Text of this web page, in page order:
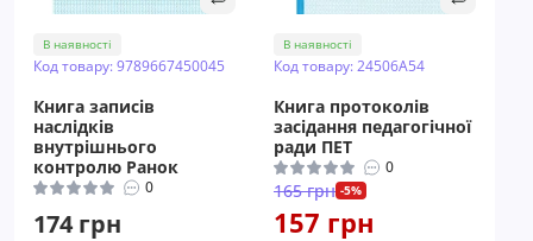
В наявності
Код товару: 9789667450045
Книга записів
наслідків
внутрішнього
контролю Ранок
0
174 грн
В наявності
Код товару: 24506A54
Книга протоколів
засідання педагогічної
ради ПЕТ
0
165 грн -5%
157 грн